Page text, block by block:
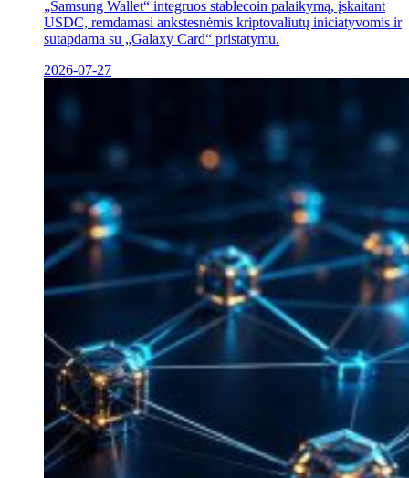
„Samsung Wallet“ integruos stablecoin palaikymą, įskaitant
USDC, remdamasi ankstesnėmis kriptovaliutų iniciatyvomis ir
sutapdama su „Galaxy Card“ pristatymu.
2026-07-27